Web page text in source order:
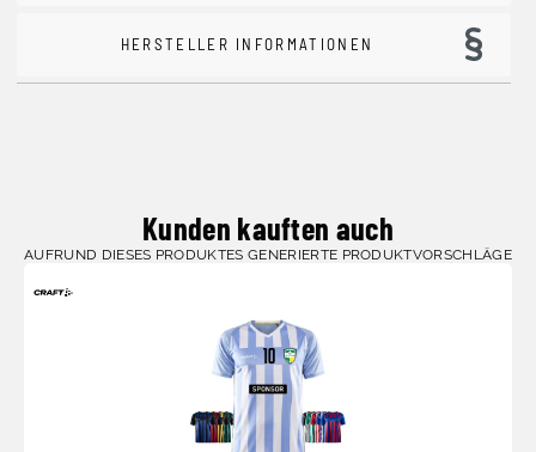
HERSTELLER INFORMATIONEN
Kunden kauften auch
AUFRUND DIESES PRODUKTES GENERIERTE PRODUKTVORSCHLÄGE